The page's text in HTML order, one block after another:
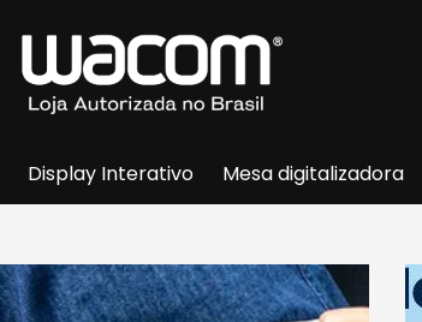
Display Interativo Mesa digitalizadora